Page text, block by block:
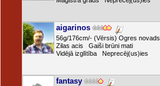
aigarinos
56g/176cm/- (Vērsis) Ogres novads
Zilas acis Gaiši brūni mati
Vidējā izglītība Neprecēj(us)ies
fantasy